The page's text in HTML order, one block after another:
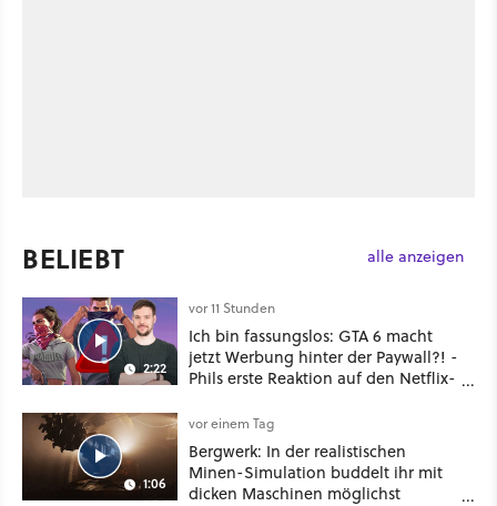
BELIEBT alle anzeigen
2:22
vor 11 Stunden
Ich bin fassungslos: GTA 6 macht
jetzt Werbung hinter der Paywall?! -
Phils erste Reaktion auf den Netflix-
1:06
vor einem Tag
Bergwerk: In der realistischen
Minen-Simulation buddelt ihr mit
dicken Maschinen möglichst